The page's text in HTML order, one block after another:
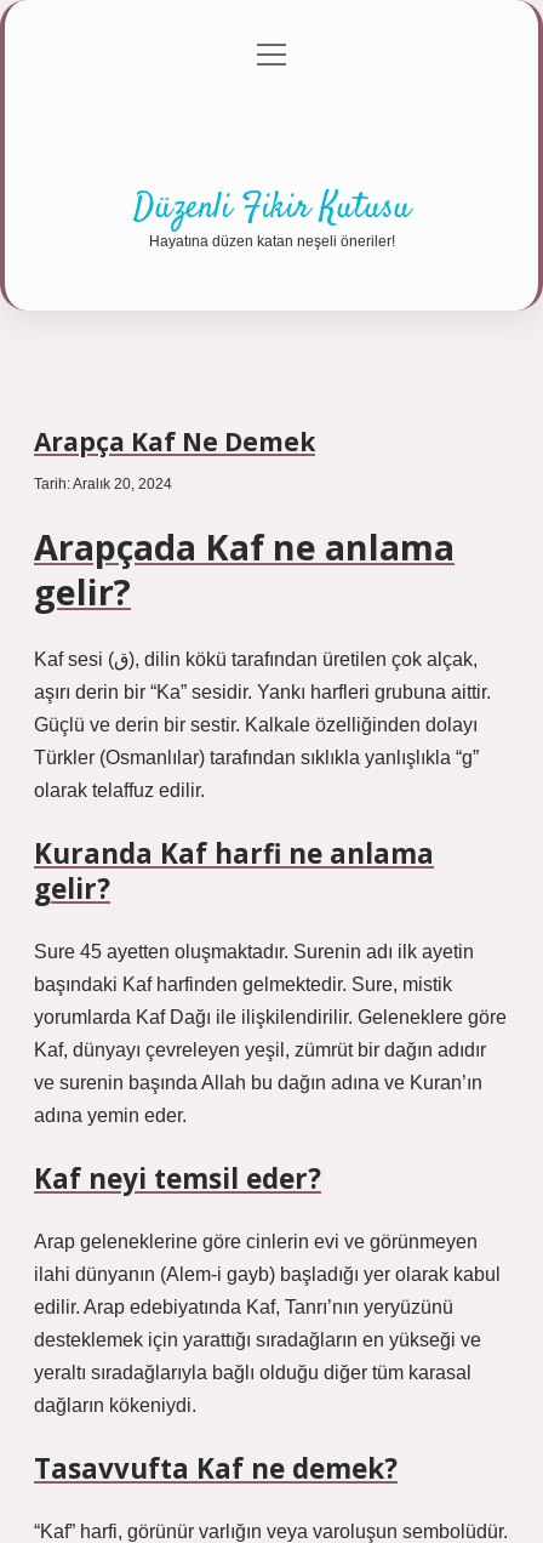
Gizlilik Politikası
menüyü
Düzenli Fikir Kutusu
Hayatına düzen katan neşeli öneriler!
Arapça Kaf Ne Demek
Tarih: Aralık 20, 2024
Arapçada Kaf ne anlama
gelir?
Kaf sesi (ق), dilin kökü tarafından üretilen çok alçak,
aşırı derin bir “Ka” sesidir. Yankı harfleri grubuna aittir.
Güçlü ve derin bir sestir. Kalkale özelliğinden dolayı
Türkler (Osmanlılar) tarafından sıklıkla yanlışlıkla “g”
olarak telaffuz edilir.
Kuranda Kaf harfi ne anlama
gelir?
Sure 45 ayetten oluşmaktadır. Surenin adı ilk ayetin
başındaki Kaf harfinden gelmektedir. Sure, mistik
yorumlarda Kaf Dağı ile ilişkilendirilir. Geleneklere göre
Kaf, dünyayı çevreleyen yeşil, zümrüt bir dağın adıdır
ve surenin başında Allah bu dağın adına ve Kuran’ın
adına yemin eder.
Kaf neyi temsil eder?
Arap geleneklerine göre cinlerin evi ve görünmeyen
ilahi dünyanın (Alem-i gayb) başladığı yer olarak kabul
edilir. Arap edebiyatında Kaf, Tanrı’nın yeryüzünü
desteklemek için yarattığı sıradağların en yükseği ve
yeraltı sıradağlarıyla bağlı olduğu diğer tüm karasal
dağların kökeniydi.
Tasavvufta Kaf ne demek?
“Kaf” harfi, görünür varlığın veya varoluşun sembolüdür.